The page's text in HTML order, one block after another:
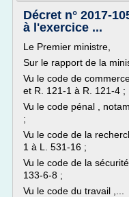
Décret n° 2017-
à l'exercice ...
Le Premier ministre,
Sur le rapport de la
Vu le code de
et R. 121-1 à R. 121-4 ;
Vu le code pénal ,
;
Vu le code de la
1 à L. 531-16 ;
Vu le code de la
133-6-8 ;
Vu le code du travail ,...